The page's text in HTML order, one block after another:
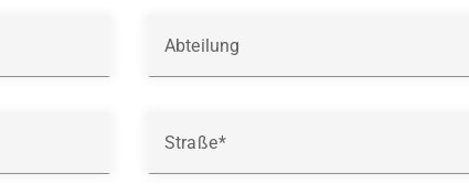
Abteilung
Straße